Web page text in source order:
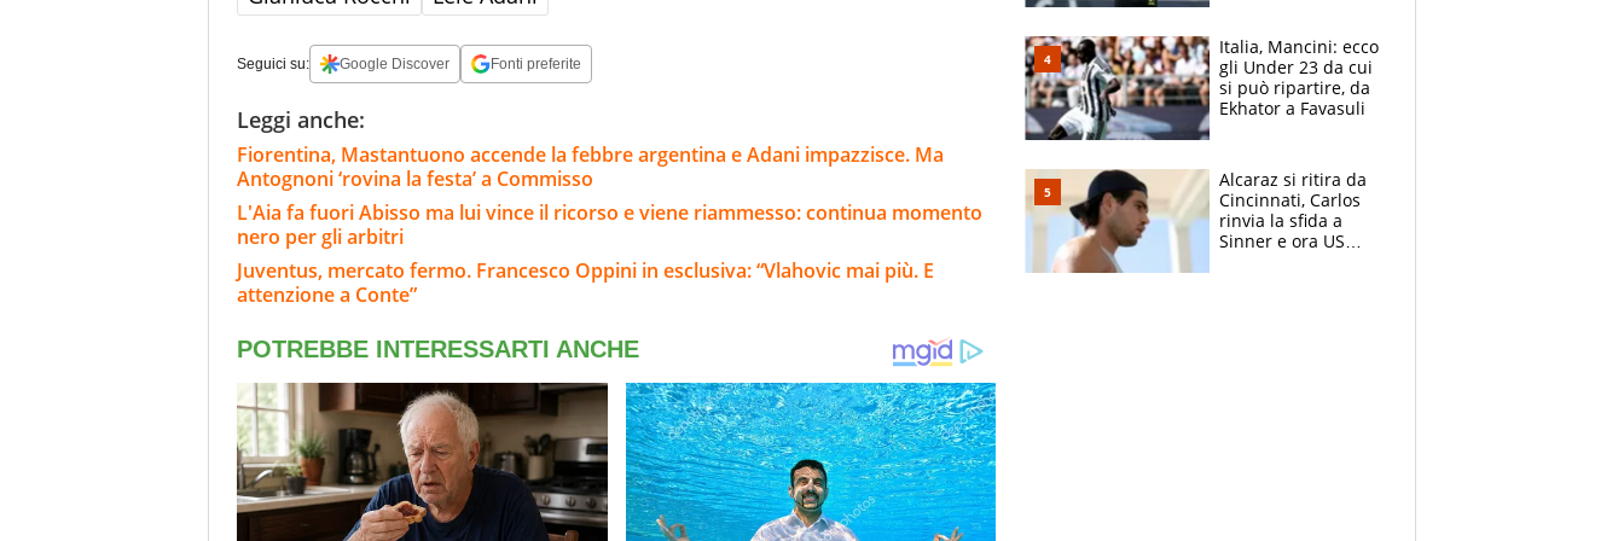
Seguici su: Google Discover Fonti preferite
Leggi anche:
Fiorentina, Mastantuono accende la febbre argentina e Adani impazzisce. Ma
Antognoni ‘rovina la festa’ a Commisso
L'Aia fa fuori Abisso ma lui vince il ricorso e viene riammesso: continua momento
nero per gli arbitri
Juventus, mercato fermo. Francesco Oppini in esclusiva: “Vlahovic mai più. E
attenzione a Conte”
Italia, Mancini: ecco
gli Under 23 da cui
si può ripartire, da
Ekhator a Favasuli
Alcaraz si ritira da
Cincinnati, Carlos
rinvia la sfida a
Sinner e ora US